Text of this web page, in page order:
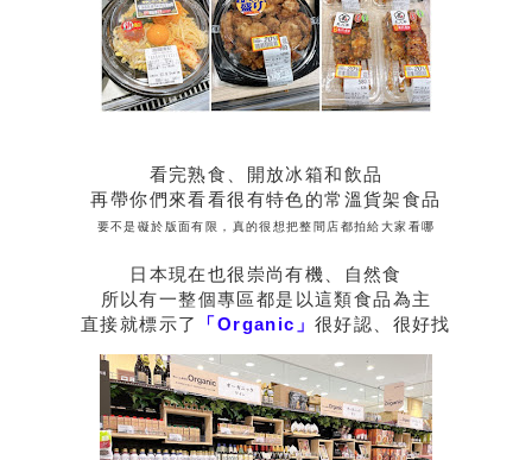
看完熟食、開放冰箱和飲品
再帶你們來看看很有特色的常溫貨架食品
要不是礙於版面有限，真的很想把整間店都拍給大家看哪
日本現在也很崇尚有機、自然食
所以有一整個專區都是以這類食品為主
直接就標示了
「Organic」很好認、很好找